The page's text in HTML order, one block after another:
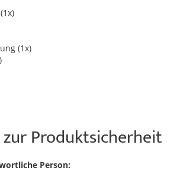
(1x)
Produktsicherheit
Person: